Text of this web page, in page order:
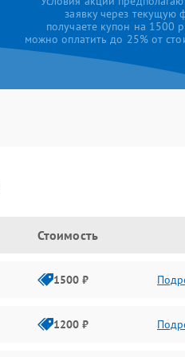
заявку через текущую
получаете купон на 1500
можно оплатить до 25% от
Стоимость
1500 ₽
1200 ₽